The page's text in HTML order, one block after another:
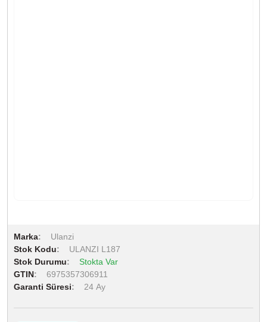
Marka
Ulanzi
Stok Kodu
ULANZI L187
Stok Durumu
Stokta Var
GTIN
6975357306911
Garanti Süresi
24 Ay